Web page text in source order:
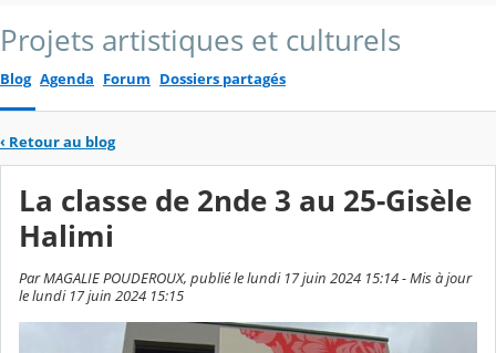
Projets artistiques et culturels
Blog Agenda Forum Dossiers partagés
‹ Retour au blog
La classe de 2nde 3 au 25-Gisèle
Halimi
Par MAGALIE POUDEROUX, publié le lundi 17 juin 2024 15:14 - Mis à jour
le lundi 17 juin 2024 15:15